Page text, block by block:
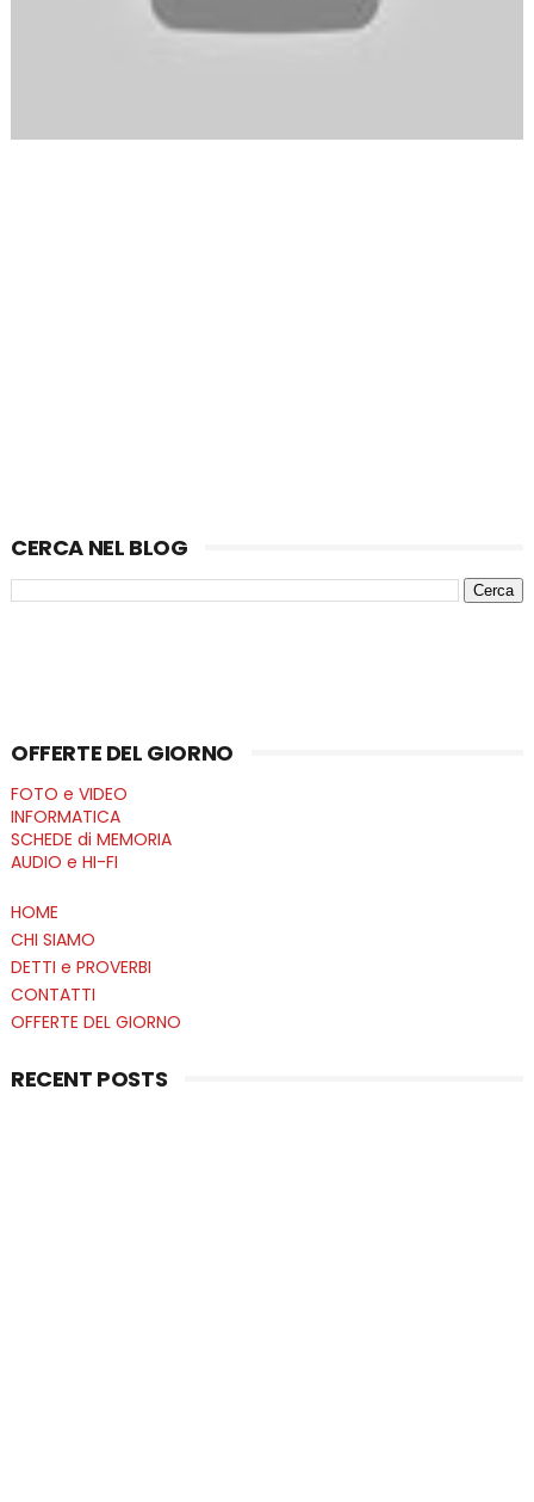
CERCA NEL BLOG
OFFERTE DEL GIORNO
FOTO e VIDEO
INFORMATICA
SCHEDE di MEMORIA
AUDIO e HI-FI
HOME
CHI SIAMO
DETTI e PROVERBI
CONTATTI
OFFERTE DEL GIORNO
RECENT POSTS